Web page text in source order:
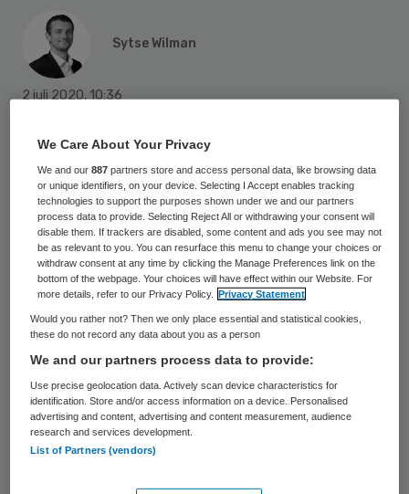
Sytse Wilman
2 juli 2020,10:36
Door het gebruik van algoritmes tijdens de
coronacrisis hebben Nederlanders meer
vertrouwen gekregen in deze technologie.
Meer dan de helft is er positief over, blijkt
uit de jaarlijkse barometer ‘Vertrouwen in
algoritmen’ van KPMG.
“Het lijkt erop dat met het gebruik van
algoritmen tijdens de coronacrisis de
maatschappelijke voordelen van algoritmen
bij Nederlanders veel manifester zijn
We Care About Your Privacy
We and our887 partners store and access personal data, like browsing data
or unique identifiers, on your device. Selecting I Accept enables tracking
technologies to support the purposes shown under we and our partners
process data to provide. Selecting Reject All or withdrawing your consent will
disable them. If trackers are disabled, some content and ads you see may not
be as relevant to you. You can resurface this menu to change your choices or
withdraw consent at any time by clicking the Manage Preferences link on the
bottom of the webpage. Your choices will have effect within our Website. For
more details, refer to our Privacy Policy.
Privacy Statement
Would you rather not? Then we only place essential and statistical cookies,
these do not record any data about you as a person
We and our partners process data to provide:
Use precise geolocation data. Actively scan device characteristics for
identification. Store and/or access information on a device. Personalised
advertising and content, advertising and content measurement, audience
research and services development.
List of Partners (vendors)